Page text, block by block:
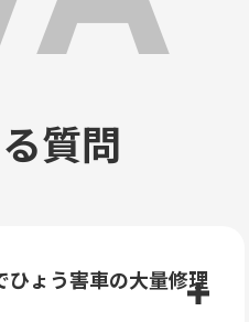
質問
ひょう害車の大量修理